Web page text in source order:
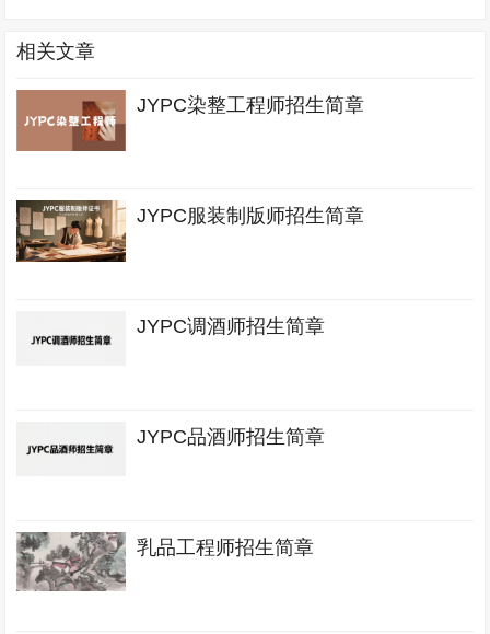
相关文章
JYPC染整工程师招生简章
JYPC服装制版师招生简章
JYPC调酒师招生简章
JYPC品酒师招生简章
乳品工程师招生简章